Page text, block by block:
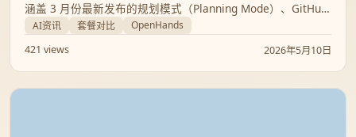
涵盖 3 月份最新发布的规划模式（Planning Mode）、GitHub
基准测试表现以及与 Devin 的全方位对比，助你打造私有化 AI
工程师。
AI资讯 套餐对比
OpenHands
421 views
2026年5月10日